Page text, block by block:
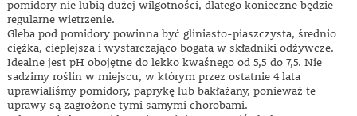
pomidory nie lubią dużej wilgotności, dlatego konieczne będzie
regularne wietrzenie.
Gleba pod pomidory powinna być gliniasto-piaszczysta, średnio
ciężka, cieplejsza i wystarczająco bogata w składniki odżywcze.
Idealne jest pH obojętne do lekko kwaśnego od 5,5 do 7,5. Nie
sadzimy roślin w miejscu, w którym przez ostatnie 4 lata
uprawialiśmy pomidory, paprykę lub bakłażany, ponieważ te
uprawy są zagrożone tymi samymi chorobami.